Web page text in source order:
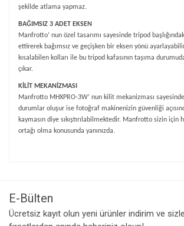
şekilde atlama yapmaz.
BAĞIMSIZ 3 ADET EKSEN
Manfrotto’ nun özel tasarımı sayesinde tripod
ettirerek bağımsız ve geçişken bir eksen yönü
kısalabilen kolları ile bu tripod kafasının taşıma
çıkar.
KİLİT MEKANİZMASI
Manfrotto MHXPRO-3W’ nun kilit mekanizması
durumlar oluşur ise fotoğraf makinenizin güvenliği
kaymasın diye sıkıştırılabilmektedir. Manfrotto sizin için
ortağı olma konusunda yanınızda.
Ürün resmi kalitesiz, bozuk veya
E-Bülten
Ücretsiz kayıt olun yeni ürünler indirim ve